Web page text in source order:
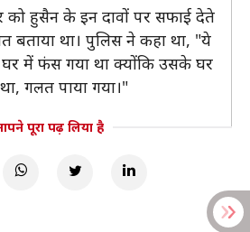
को हुसैन के इन दावों पर सफाई देते
बताया था। पुलिस ने कहा था, "ये
में फंस गया था क्योंकि उसके घर
गलत पाया गया।"
पूरा पढ़ लिया है